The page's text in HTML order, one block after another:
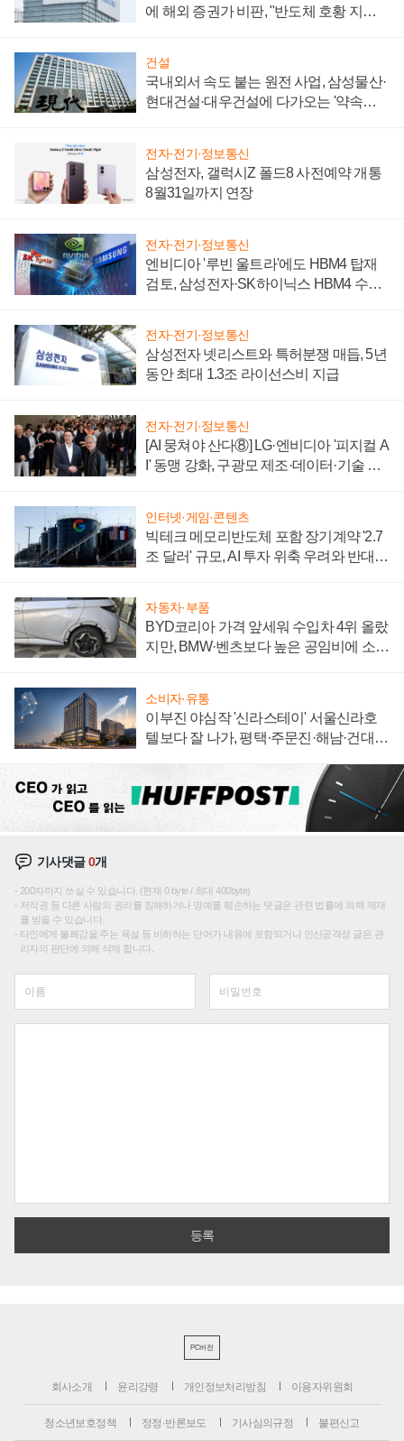
에 해외 증권가 비판, "반도체 호황 지속
건설
국내외서 속도 붙는 원전 사업, 삼성물산·
현대건설·대우건설에 다가오는 '약속의
전자·전기·정보통신
삼성전자, 갤럭시Z 폴드8 사전예약 개통
8월31일까지 연장
전자·전기·정보통신
엔비디아 '루빈 울트라'에도 HBM4 탑재
검토, 삼성전자·SK하이닉스 HBM4 수율
전자·전기·정보통신
삼성전자 넷리스트와 특허분쟁 매듭, 5년
동안 최대 1.3조 라이선스비 지급
전자·전기·정보통신
[AI 뭉쳐야 산다⑧] LG·엔비디아 '피지컬 A
I' 동맹 강화, 구광모 제조·데이터·기술 결
인터넷·게임·콘텐츠
빅테크 메모리반도체 포함 장기계약 '2.7
조 달러' 규모, AI 투자 위축 우려와 반대
자동차·부품
BYD코리아 가격 앞세워 수입차 4위 올랐
지만, BMW·벤츠보다 높은 공임비에 소비
소비자·유통
이부진 야심작 '신라스테이' 서울신라호
텔보다 잘 나가, 평택·주문진·해남·건대로
기사댓글0개
200자까지 쓰실 수 있습니다. (현재 0 byte / 최대 400byte)
저작권 등 다른 사람의 권리를 침해하거나 명예를 훼손하는 댓글은 관련 법률에 의해 제재
를 받을 수 있습니다.
타인에게 불쾌감을 주는 욕설 등 비하하는 단어가 내용에 포함되거나 인신공격성 글은 관
리자의 판단에 의해 삭제 합니다.
PC버전
회사소개 윤리강령 개인정보처리방침 이용자위원회
청소년보호정책 정정·반론보도 기사심의규정 불편신고